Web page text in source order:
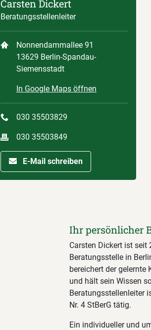
Carsten Dickert
Beratungsstellenleiter
Nonnendammallee 91
13629 Berlin-Spandau-
Siemensstadt
In Google Maps öffnen
030 35503829
030 35503849
E-Mail schreiben
Ihr persönlicher
Carsten Dickert ist seit
Beratungsstelle in
bereichert der
und hält sein Wissen
Beratungsstellenleiter
Nr. 4 StBerG tätig.
Ein individueller und